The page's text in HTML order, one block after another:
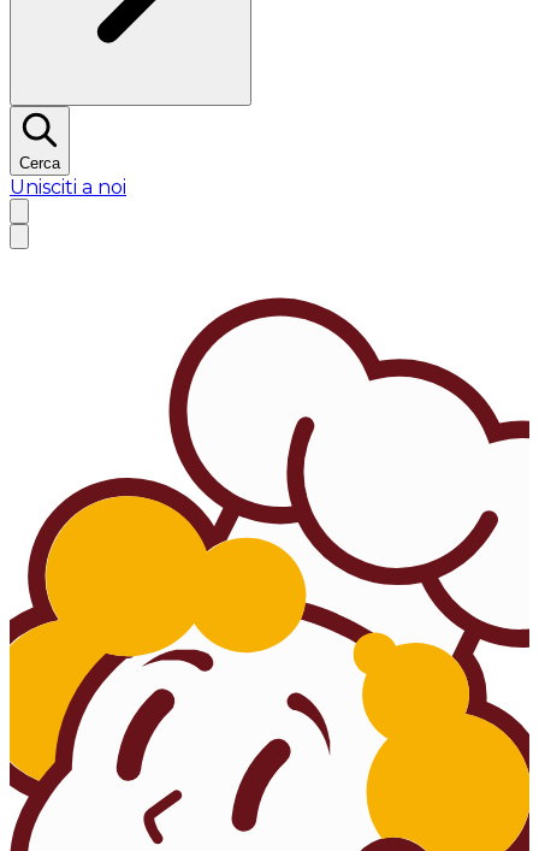
Cerca
Unisciti a noi